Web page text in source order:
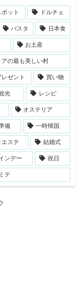
ット ドルチェ
パスタ 日本食
お土産
アの最も美しい村
レゼント 買い物
光 レシピ
オステリア
備 一時帰国
エステ 結婚式
ンデー 祝日
テ